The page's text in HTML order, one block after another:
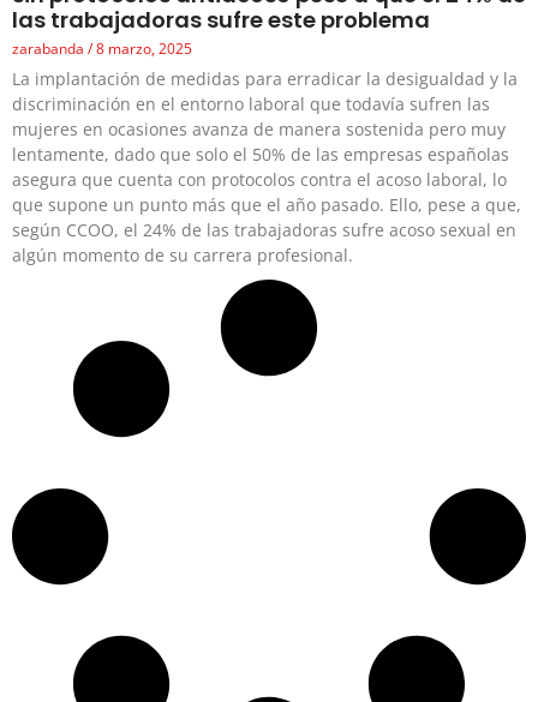
las trabajadoras sufre este problema
zarabanda 8 marzo, 2025
La implantación de medidas para erradicar la desigualdad y la
discriminación en el entorno laboral que todavía sufren las
mujeres en ocasiones avanza de manera sostenida pero muy
lentamente, dado que solo el 50% de las empresas españolas
asegura que cuenta con protocolos contra el acoso laboral, lo
que supone un punto más que el año pasado. Ello, pese a que,
según CCOO, el 24% de las trabajadoras sufre acoso sexual en
algún momento de su carrera profesional.